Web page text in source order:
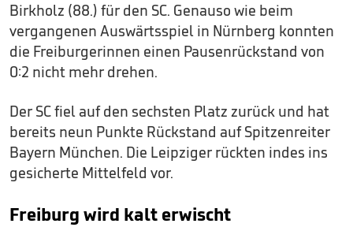
Birkholz (88.) für den SC. Genauso wie beim
vergangenen Auswärtsspiel in Nürnberg konnten
die Freiburgerinnen einen Pausenrückstand von
0:2 nicht mehr drehen.
Der SC fiel auf den sechsten Platz zurück und hat
bereits neun Punkte Rückstand auf Spitzenreiter
Bayern München. Die Leipziger rückten indes ins
gesicherte Mittelfeld vor.
Freiburg wird kalt erwischt